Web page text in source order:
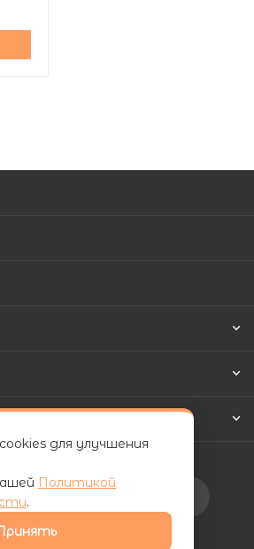
рассылку
для улучшения
Политикой
.